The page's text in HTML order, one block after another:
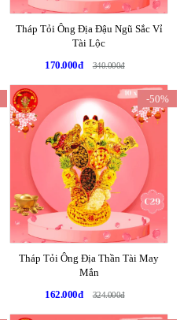
Tháp Tỏi Ông Địa Đậu Ngũ Sắc Vỉ
Tài Lộc
170.000đ
340.000đ
-50%
Tháp Tỏi Ông Địa Thần Tài May
Mắn
162.000đ
324.000đ